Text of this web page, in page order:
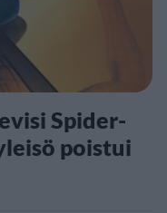
Spider-
poistui